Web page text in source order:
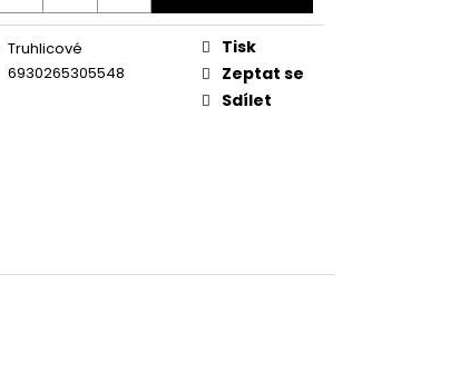
Truhlicové
6930265305548
Tisk
Zeptat se
Sdílet